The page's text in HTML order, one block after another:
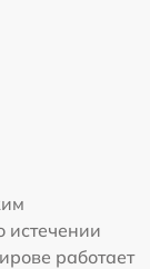
истечении
работает